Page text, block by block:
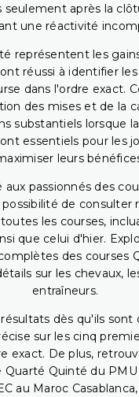
après la
une réactivité
représentent les
réussi à identifier
dans l'ordre exact.
des mises et de la
substantiels lorsque
essentiels pour les
leurs
aux passionnés des
de consulter
les courses,
que celui d'hier.
des courses
sur les chevaux,
entraîneurs.
dès qu'ils sont
sur les cinq
exact. De plus,
Quarté Quinté du
au Maroc